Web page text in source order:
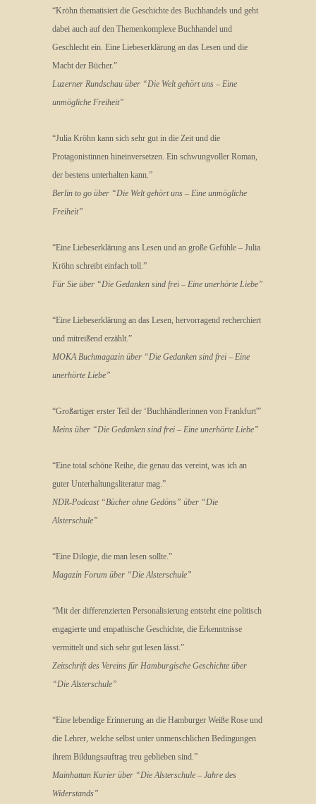
“Kröhn thematisiert die Geschichte des Buchhandels und geht
dabei auch auf den Themenkomplexe Buchhandel und
Geschlecht ein. Eine Liebeserklärung an das Lesen und die
Macht der Bücher.”
Luzerner Rundschau über “Die Welt gehört uns – Eine
unmögliche Freiheit”
“Julia Kröhn kann sich sehr gut in die Zeit und die
Protagonistinnen hineinversetzen. Ein schwungvoller Roman,
der bestens unterhalten kann.”
Berlin to go über “Die Welt gehört uns – Eine unmögliche
Freiheit”
“Eine Liebeserklärung ans Lesen und an große Gefühle – Julia
Kröhn schreibt einfach toll.”
Für Sie über “Die Gedanken sind frei – Eine unerhörte Liebe”
“Eine Liebeserklärung an das Lesen, hervorragend recherchiert
und mitreißend erzählt.”
MOKA Buchmagazin über “Die Gedanken sind frei – Eine
unerhörte Liebe”
“Großartiger erster Teil der ‘Buchhändlerinnen von Frankfurt'”
Meins über “Die Gedanken sind frei – Eine unerhörte Liebe”
“Eine total schöne Reihe, die genau das vereint, was ich an
guter Unterhaltungsliteratur mag.”
NDR-Podcast “Bücher ohne Gedöns” über “Die
Alsterschule”
“Eine Dilogie, die man lesen sollte.”
Magazin Forum über “Die Alsterschule”
“Mit der differenzierten Personalisierung entsteht eine politisch
engagierte und empathische Geschichte, die Erkenntnisse
vermittelt und sich sehr gut lesen lässt.”
Zeitschrift des Vereins für Hamburgische Geschichte über
“Die Alsterschule”
“Eine lebendige Erinnerung an die Hamburger Weiße Rose und
die Lehrer, welche selbst unter unmenschlichen Bedingungen
ihrem Bildungsauftrag treu geblieben sind.”
Mainhattan Kurier über “Die Alsterschule – Jahre des
Widerstands”